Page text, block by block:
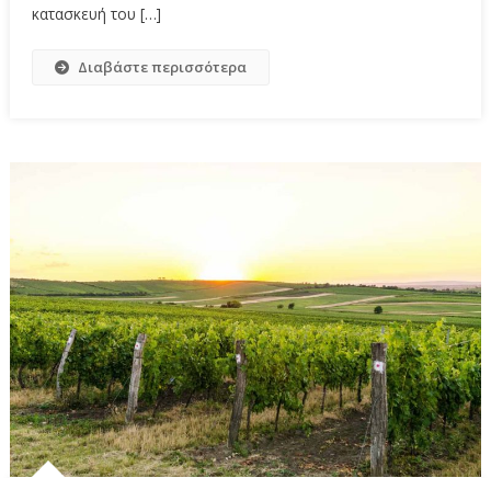
κατασκευή του […]
Διαβάστε περισσότερα